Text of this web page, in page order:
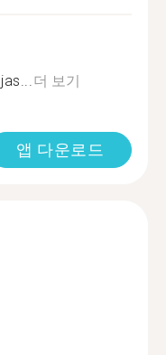
더 보기
앱 다운로드